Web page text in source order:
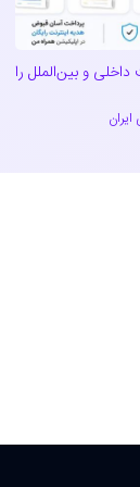
داخلی و بین‌الملل را
ایران